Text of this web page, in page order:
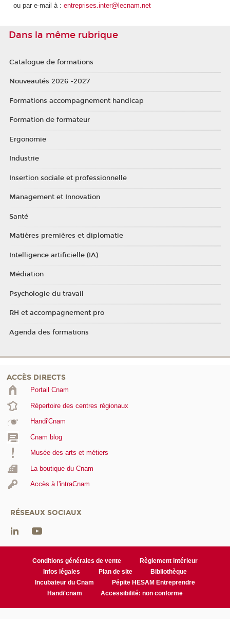
ou par e-mail à : entreprises.inter@lecnam.net
Dans la même rubrique
Catalogue de formations
Nouveautés 2026 -2027
Formations accompagnement handicap
Formation de formateur
Ergonomie
Industrie
Insertion sociale et professionnelle
Management et Innovation
Santé
Matières premières et diplomatie
Intelligence artificielle (IA)
Médiation
Psychologie du travail
RH et accompagnement pro
Agenda des formations
ACCÈS DIRECTS
Portail Cnam
Répertoire des centres régionaux
Handi'Cnam
Cnam blog
Musée des arts et métiers
La boutique du Cnam
Accès à l'intraCnam
RÉSEAUX SOCIAUX
Conditions générales de vente
Règlement intérieur
Infos légales
Plan de site
Bibliothèque
Incubateur du Cnam
Pépite HESAM Entreprendre
Handi'cnam
Accessibilité: non conforme